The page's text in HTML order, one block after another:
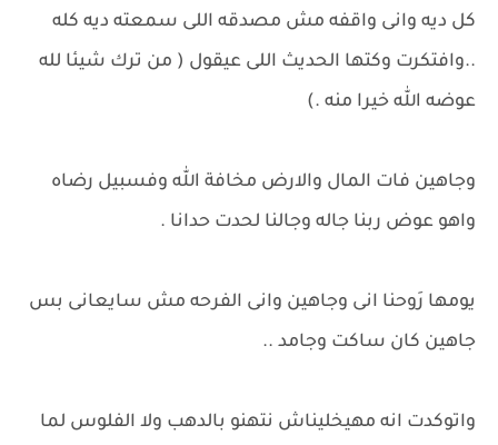
كل ديه وانى واقفه مش مصدقه اللى سمعته ديه كله
..وافتكرت وكتها الحديث اللى عيقول ( من ترك شيئا لله
عوضه الله خيرا منه .)
وجاهين فات المال والارض مخافة الله وفسبيل رضاه
واهو عوض ربنا جاله وجالنا لحدت حدانا .
يومها رَوحنا انى وجاهين وانى الفرحه مش سايعانى بس
جاهين كان ساكت وجامد ..
واتوكدت انه مهيخليناش نتهنو بالدهب ولا الفلوس لما